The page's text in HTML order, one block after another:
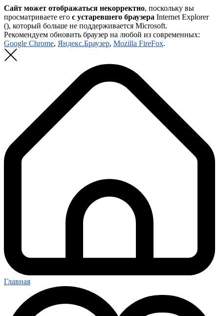
Сайт может отображаться некорректно, поскольку вы
просматриваете его с устаревшего браузера Internet Explorer
(), который больше не поддерживается Microsoft.
Рекомендуем обновить браузер на любой из современных:
Google Chrome, Яндекс.Браузер, Mozilla FireFox.
Главная